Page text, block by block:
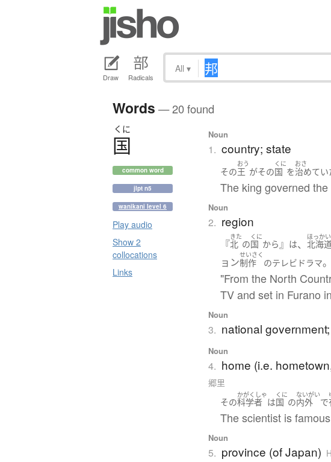
Draw Radicals
All ▾
Words — 20 found
くに
国
common word
jlpt n5
wanikani level 6
Play audio
Show 2
collocations
Links
Noun
1. country; state
その
おう
王 がその
くに
国 を
おさ
治めてい
The king governed the
Noun
2. region
『
きた
北 の
くに
国 から 』 は、
ほっか
北海
ョン
せいさく
制作 のテレビドラマ。
"From the North
TV and set in Furano
Noun
3. national
Noun
4. home (i.e.
郷里
その
かがくしゃ
科学者 は
くに
国 の
ないがい
内外 で
The scientist is
Noun
5. province (of Japan)